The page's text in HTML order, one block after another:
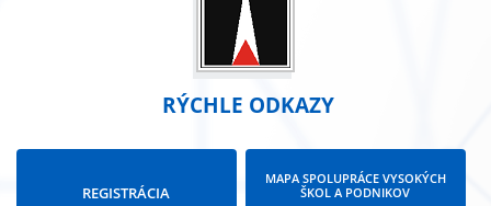
RÝCHLE ODKAZY
REGISTRÁCIA
MAPA SPOLUPRÁCE VYSOKÝCH
ŠKOL A PODNIKOV